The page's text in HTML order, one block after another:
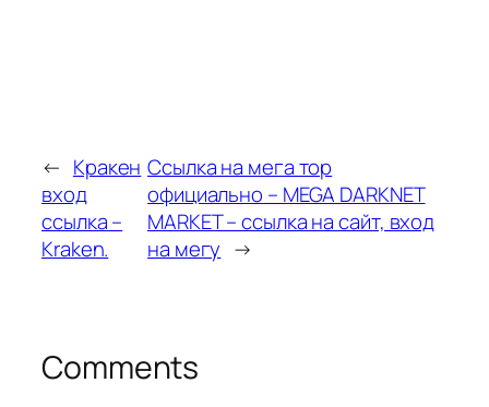
← Кракен
вход
ссылка –
Kraken.
Ссылка на мега тор
официально – MEGA DARKNET
MARKET – ссылка на сайт, вход
на мегу →
Comments